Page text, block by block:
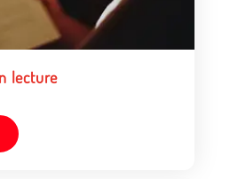
lecture